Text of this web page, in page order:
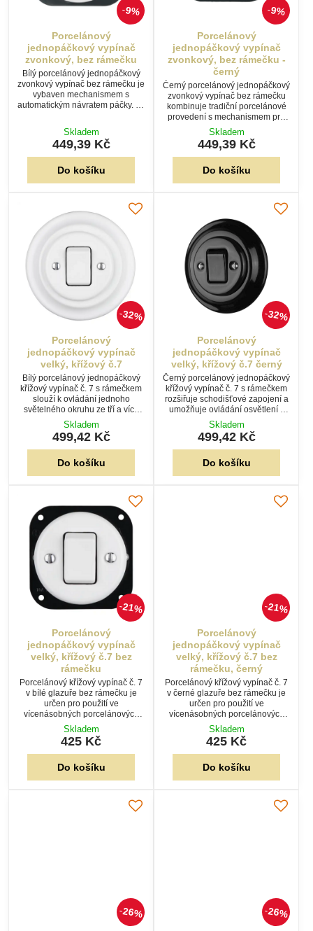
9%
Porcelánový
jednopáčkový vypínač
zvonkový, bez rámečku
Bílý porcelánový jednopáčkový
zvonkový vypínač bez rámečku je
vybaven mechanismem s
automatickým návratem páčky. Je
zařízení vyžadujících krátkodobý
impulz.
Skladem
449,39 Kč
Do košíku
9%
Porcelánový
jednopáčkový vypínač
zvonkový, bez rámečku -
černý
Černý porcelánový jednopáčkový
zvonkový vypínač bez rámečku
kombinuje tradiční porcelánové
provedení s mechanismem pro
krátkodobé ovládací impulzy. Je
určen pro montáž do
vícenásobných porcelánových
rámečků.
Skladem
449,39 Kč
Do košíku
32%
Porcelánový
jednopáčkový vypínač
velký, křížový č.7
Bílý porcelánový jednopáčkový
křížový vypínač č. 7 s rámečkem
slouží k ovládání jednoho
světelného okruhu ze tří a více
míst. Používá se mezi dvěma
schodišťovými vypínači č. 6.
Skladem
499,42 Kč
Do košíku
32%
Porcelánový
jednopáčkový vypínač
velký, křížový č.7 černý
Černý porcelánový jednopáčkový
křížový vypínač č. 7 s rámečkem
rozšiřuje schodišťové zapojení a
umožňuje ovládání osvětlení z
více než dvou míst. Ideální pro
chodby, schodiště i větší objekty.
Skladem
499,42 Kč
Do košíku
21%
Porcelánový
jednopáčkový vypínač
velký, křížový č.7 bez
rámečku
Porcelánový křížový vypínač č. 7
v bílé glazuře bez rámečku je
určen pro použití ve
vícenásobných porcelánových
rámečcích. Nabízí odolné a
elegantní řešení přiznané
elektroinstalace.
Skladem
425 Kč
Do košíku
21%
Porcelánový
jednopáčkový vypínač
velký, křížový č.7 bez
rámečku, černý
Porcelánový křížový vypínač č. 7
v černé glazuře bez rámečku je
určen pro použití ve
vícenásobných porcelánových
rámečcích. Nabízí odolné a
elegantní řešení přiznané
elektroinstalace.
Skladem
425 Kč
Do košíku
26% 26%